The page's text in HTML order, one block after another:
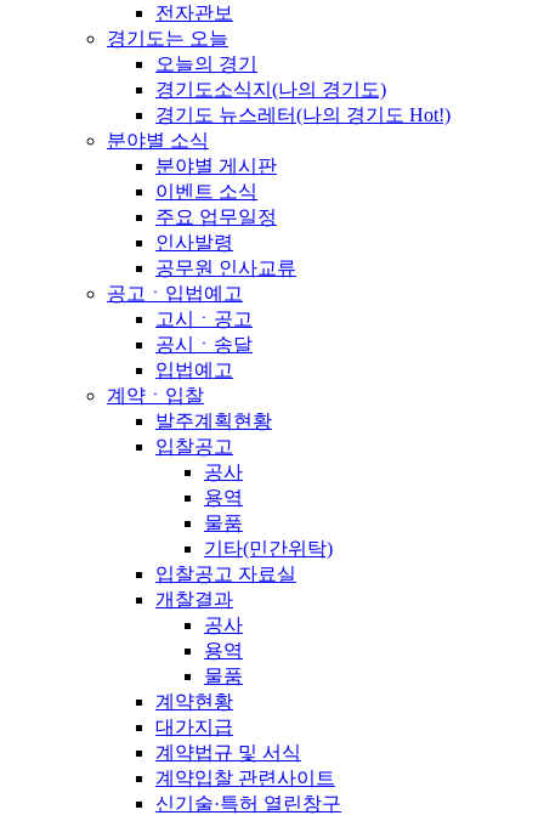
전자관보
경기도는 오늘
오늘의 경기
경기도소식지(나의 경기도)
경기도 뉴스레터(나의 경기도 Hot!)
분야별 소식
분야별 게시판
이벤트 소식
주요 업무일정
인사발령
공무원 인사교류
공고ㆍ입법예고
고시ㆍ공고
공시ㆍ송달
입법예고
계약ㆍ입찰
발주계획현황
입찰공고
공사
용역
물품
기타(민간위탁)
입찰공고 자료실
개찰결과
공사
용역
물품
계약현황
대가지급
계약법규 및 서식
계약입찰 관련사이트
신기술·특허 열린창구